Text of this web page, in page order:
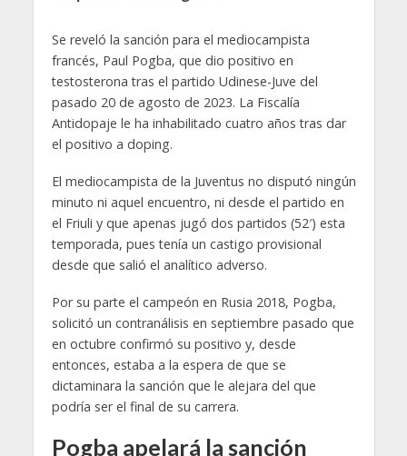
Se reveló la sanción para el mediocampista
francés, Paul Pogba, que dio positivo en
testosterona tras el partido Udinese-Juve del
pasado 20 de agosto de 2023. La Fiscalía
Antidopaje le ha inhabilitado cuatro años tras dar
el positivo a doping.
El mediocampista de la Juventus no disputó ningún
minuto ni aquel encuentro, ni desde el partido en
el Friuli y que apenas jugó dos partidos (52′) esta
temporada, pues tenía un castigo provisional
desde que salió el analítico adverso.
Por su parte el campeón en Rusia 2018, Pogba,
solicitó un contranálisis en septiembre pasado que
en octubre confirmó su positivo y, desde
entonces, estaba a la espera de que se
dictaminara la sanción que le alejara del que
podría ser el final de su carrera.
Pogba apelará la sanción